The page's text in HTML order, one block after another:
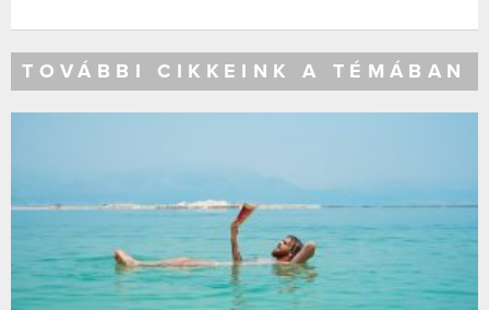
TOVÁBBI CIKKEINK A TÉMÁBAN